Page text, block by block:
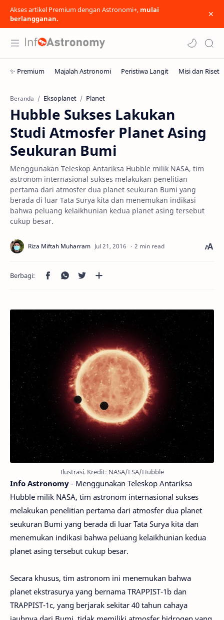
Akses artikel Premium dengan Astronomi+, mulai
berlangganan.
Beranda Eksoplanet Planet
Hubble Sukses Lakukan
Studi Atmosfer Planet Asing
Seukuran Bumi
Menggunakan Teleskop Antariksa Hubble milik NASA, tim
astronom internasional sukses melakukan penelitian
pertama dari atmosfer dua planet seukuran Bumi yang
berada di luar Tata Surya kita dan menemukan indikasi
bahwa peluang kelaikhunian kedua planet asing tersebut
cukup besar.
2 min read
Ilustrasi. Kredit: NASA/ESA/Hubble
Info Astronomy - Menggunakan Teleskop Antariksa
Hubble milik NASA, tim astronom internasional sukses
melakukan penelitian pertama dari atmosfer dua planet
seukuran Bumi yang berada di luar Tata Surya kita dan
menemukan indikasi bahwa peluang kelaikhunian kedua
planet asing tersebut cukup besar.
Secara khusus, tim astronom ini menemukan bahwa
planet ekstrasurya yang bernama TRAPPIST-1b dan
TRAPPIST-1c, yang berjarak sekitar 40 tahun cahaya